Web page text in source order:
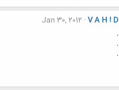
V A H ! D
Jan 30, 2012
.
.
.